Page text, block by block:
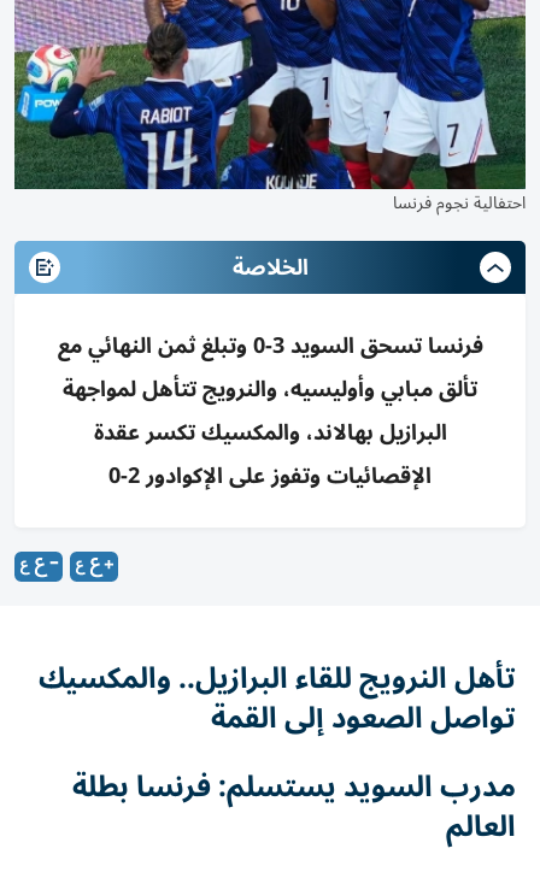
احتفالية نجوم فرنسا
الخلاصة
فرنسا تسحق السويد 3-0 وتبلغ ثمن النهائي مع
تألق مبابي وأوليسيه، والنرويج تتأهل لمواجهة
البرازيل بهالاند، والمكسيك تكسر عقدة
الإقصائيات وتفوز على الإكوادور 2-0
تأهل النرويج للقاء البرازيل.. والمكسيك
تواصل الصعود إلى القمة
مدرب السويد يستسلم: فرنسا بطلة
العالم